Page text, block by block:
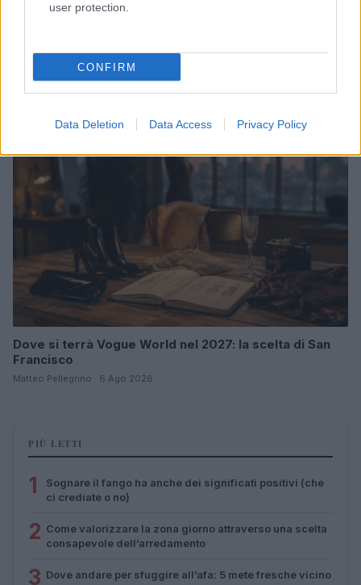
user protection.
CONFIRM
Data Deletion Data Access Privacy Policy
Magna Pars Milano: un’esperienza olfattiva unica in un
ex stabilimento di profumi
Matteo Pellegrino · 7 Ago 2026
LIFESTYLE
Dove si terrà Vogue World nel 2027: la scelta di San
Francisco
Matteo Pellegrino · 6 Ago 2026
PIÙ LETTI
1
Sognare il fango ha anche dei significati positivi (che
ci crediate o no)
2 Come valorizzare la zona giorno attraverso una scelta
consapevole dell’arredamento
3 Dove andare per sfuggire all’afa: 5 mete fresche vicino